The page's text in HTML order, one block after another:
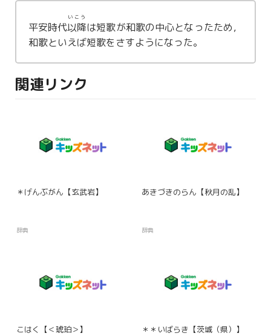
平安時代以降
いこう
は短歌が和歌の中心となったため，
和歌といえば短歌をさすようになった。
関連リンク
＊げんぶがん【玄武岩】
辞典
あきづきのらん【秋月の乱】
辞典
こはく【＜琥珀＞】 ＊＊いばらき【茨城（県）】